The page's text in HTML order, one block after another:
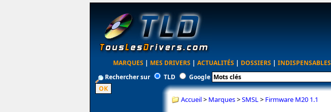
MARQUES | MES DRIVERS | ACTUALITÉS | DOSSIERS | INDISPENSABLES
Rechercher sur
TLD Google
Accueil> Marques>SMSL > Firmware M20 1.1